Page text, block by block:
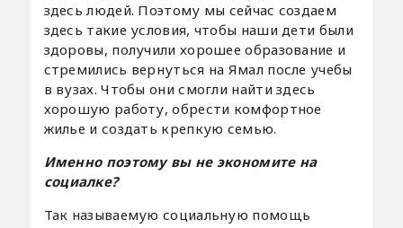
здесь людей. Поэтому мы сейчас создаем
здесь такие условия, чтобы наши дети были
здоровы, получили хорошее образование и
стремились вернуться на Ямал после учебы
в вузах. Чтобы они смогли найти здесь
хорошую работу, обрести комфортное
жилье и создать крепкую семью.
Именно поэтому вы не экономите на
социалке?
Так называемую социальную помощь